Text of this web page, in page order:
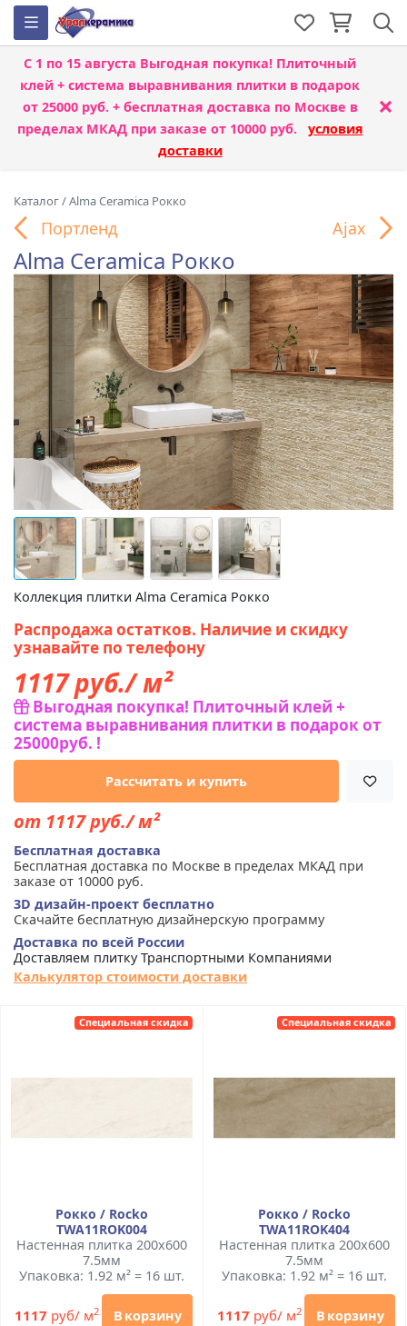
С 1 по 15 августа Выгодная покупка! Плиточный
клей + система выравнивания плитки в подарок
от 25000 руб. + бесплатная доставка по Москве в
пределах МКАД при заказе от 10000 руб. условия
доставки
×
Каталог/Alma Ceramica Рокко
Портленд Ajax
Alma Ceramica Рокко
Коллекция плитки Alma Ceramica Рокко
Распродажа остатков. Наличие и скидку
узнавайте по телефону
1117руб./ м²
Выгодная покупка! Плиточный клей +
система выравнивания плитки в подарок от
25000руб. !
Рассчитать и купить
от 1117 руб./ м²
Бесплатная доставка
Бесплатная доставка по Москве в пределах МКАД при
заказе от 10000 руб.
3D дизайн-проект бесплатно
Скачайте бесплатную дизайнерскую программу
Доставка по всей России
Доставляем плитку Транспортными Компаниями
Калькулятор стоимости доставки
Специальная скидка
Рокко / Rocko
TWA11ROK004
Настенная плитка 200x600
7.5мм
Упаковка: 1.92 м² = 16 шт.
1117 руб/ м2 В корзину
Специальная скидка
Рокко / Rocko
TWA11ROK404
Настенная плитка 200x600
7.5мм
Упаковка: 1.92 м² = 16 шт.
1117 руб/ м2 В корзину